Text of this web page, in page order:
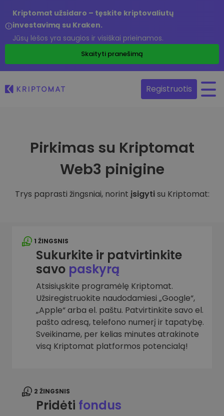
Kriptomat užsidaro – tęskite kriptovaliutų
investavimą su Kraken.
Jūsų lėšos yra saugios ir visiškai prieinamos.
Skaityti pranešimą
Registruotis
Pirkimas su Kriptomat
Web3 pinigine
Trys paprasti žingsniai, norint įsigytisu Kriptomat:
1 ŽINGSNIS
Sukurkite ir patvirtinkite
savo paskyrą
Atsisiųskite programėlę Kriptomat.
Užsiregistruokite naudodamiesi „Google“,
„Apple“ arba el. paštu. Patvirtinkite savo el.
pašto adresą, telefono numerį ir tapatybę.
Sveikiname, per kelias minutes atrakinote
visą Kriptomat platformos potencialą!
2 ŽINGSNIS
Pridėti fondus